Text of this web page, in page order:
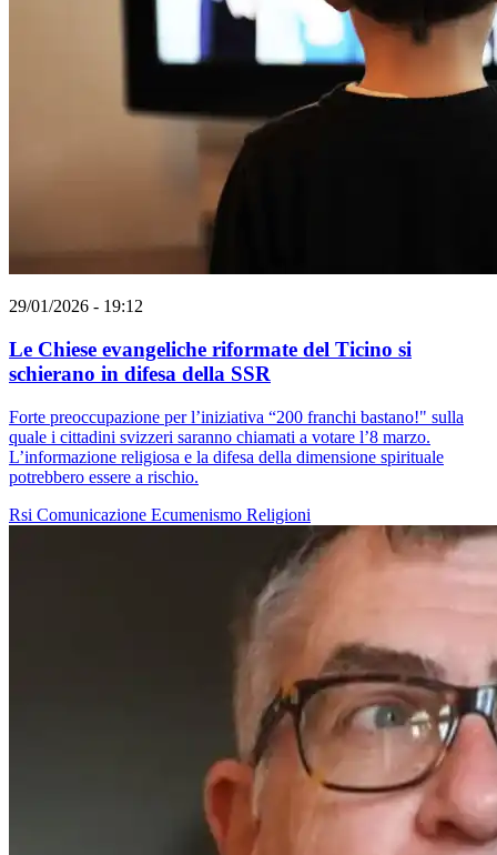
29/01/2026 - 19:12
Le Chiese evangeliche riformate del Ticino si
schierano in difesa della SSR
Forte preoccupazione per l’iniziativa “200 franchi bastano!" sulla
quale i cittadini svizzeri saranno chiamati a votare l’8 marzo.
L’informazione religiosa e la difesa della dimensione spirituale
potrebbero essere a rischio.
Rsi Comunicazione Ecumenismo Religioni